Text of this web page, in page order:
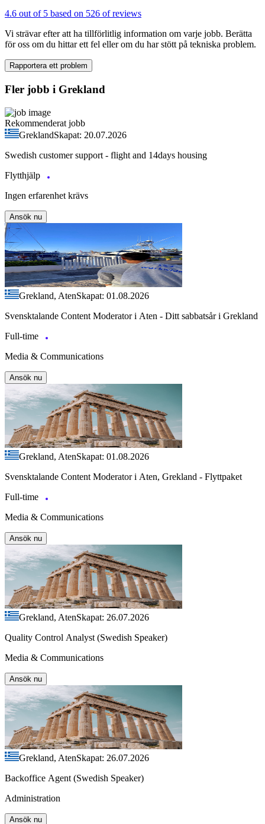
4.6 out of 5 based on 526 of reviews
Vi strävar efter att ha tillförlitlig information om varje jobb. Berätta
för oss om du hittar ett fel eller om du har stött på tekniska problem.
Rapportera ett problem
Fler jobb i Grekland
Rekommenderat jobb
GreklandSkapat: 20.07.2026
Swedish customer support - flight and 14days housing
Flytthjälp
Ingen erfarenhet krävs
Ansök nu
Grekland, AtenSkapat: 01.08.2026
Svensktalande Content Moderator i Aten - Ditt sabbatsår i Grekland
Full-time
Media & Communications
Ansök nu
Grekland, AtenSkapat: 01.08.2026
Svensktalande Content Moderator i Aten, Grekland - Flyttpaket
Full-time
Media & Communications
Ansök nu
Grekland, AtenSkapat: 26.07.2026
Quality Control Analyst (Swedish Speaker)
Media & Communications
Ansök nu
Grekland, AtenSkapat: 26.07.2026
Backoffice Agent (Swedish Speaker)
Administration
Ansök nu